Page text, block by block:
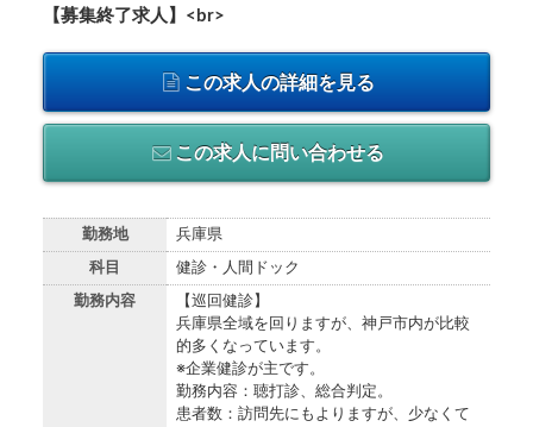
【募集終了求人】<br>
この求人の詳細を見る
この求人に問い合わせる
勤務地 兵庫県
科目 健診・人間ドック
勤務内容
【巡回健診】
兵庫県全域を回りますが、神戸市内が比較
的多くなっています。
※企業健診が主です。
勤務内容：聴打診、総合判定。
患者数：訪問先にもよりますが、少なくて